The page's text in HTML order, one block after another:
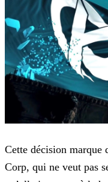
Cette décision marque
Corp, qui ne veut pas